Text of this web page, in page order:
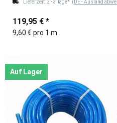
Lieferzeit: 2 - 3 Tage* (DE - Ausland
119,95 € *
9,60 € pro 1 m
Auf Lager